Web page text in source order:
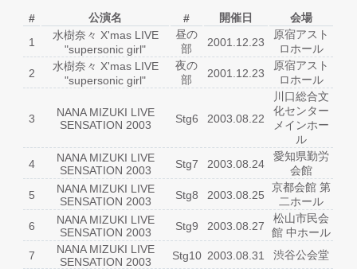
# 公演名 # 開催日
会場
1
水樹奈々 X'mas LIVE
"supersonic girl"
昼の
部
2001.12.23
原宿アスト
ロホール
2
水樹奈々 X'mas LIVE
"supersonic girl"
夜の
部
2001.12.23
原宿アスト
ロホール
3
NANA MIZUKI LIVE
SENSATION 2003
Stg6 2003.08.22
川口総合文
化センター
メインホー
ル
4
NANA MIZUKI LIVE
SENSATION 2003
Stg7 2003.08.24
愛知県勤労
会館
5
NANA MIZUKI LIVE
SENSATION 2003
Stg8 2003.08.25
京都会館 第
二ホール
6
NANA MIZUKI LIVE
SENSATION 2003
Stg9 2003.08.27
松山市民会
館 中ホール
7
NANA MIZUKI LIVE
SENSATION 2003
Stg10 2003.08.31 渋谷公会堂